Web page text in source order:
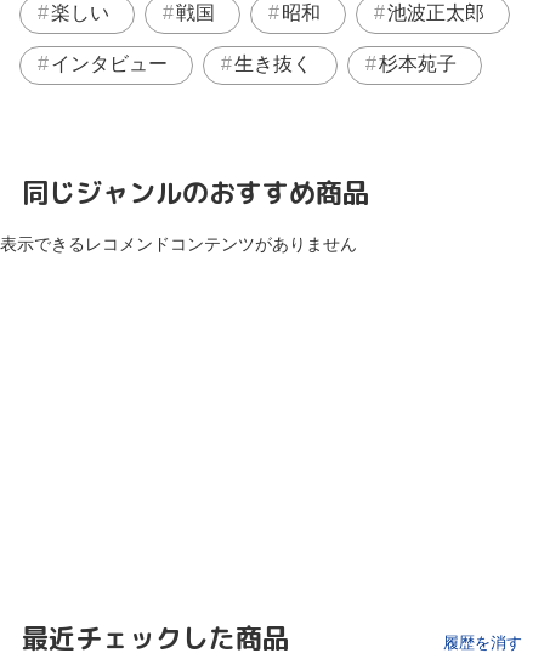
楽しい 戦国 昭和 池波正太郎
インタビュー 生き抜く 杉本苑子
同じジャンルのおすすめ商品
表示できるレコメンドコンテンツがありません
最近チェックした商品 履歴を消す